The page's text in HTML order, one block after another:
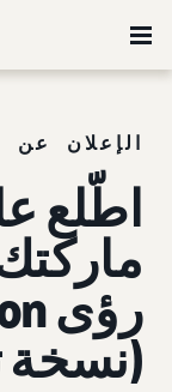
الإعلان عن
اطّلع
(نسخة